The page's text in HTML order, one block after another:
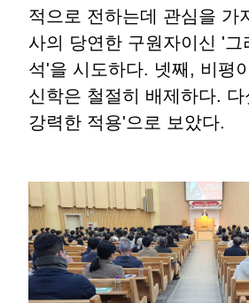
적으로 전하는데 관심을 가
사의 당연한 구원자이신 '그
석'을 시도하다. 넷째, 비평
신학은 철절히 배제하다.
강력한 적용'으로 보았다.